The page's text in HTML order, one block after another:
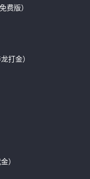
费版）
打金）
）